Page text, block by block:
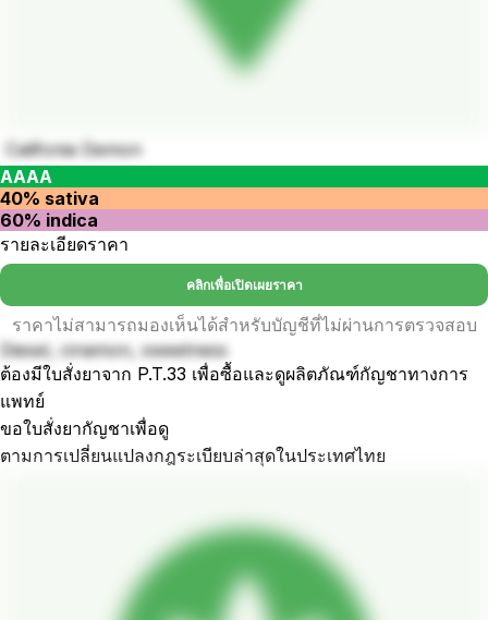
Califonia Demon
AAAA
40% sativa
60% indica
รายละเอียดราคา
คลิกเพื่อเปิดเผยราคา
ราคาไม่สามารถมองเห็นได้สำหรับบัญชีที่ไม่ผ่านการตรวจสอบ
Diesel, cinamon, sweetness
ต้องมีใบสั่งยาจาก P.T.33 เพื่อซื้อและดูผลิตภัณฑ์กัญชาทางการ
แพทย์
ขอใบสั่งยากัญชาเพื่อดู
ตามการเปลี่ยนแปลงกฎระเบียบล่าสุดในประเทศไทย